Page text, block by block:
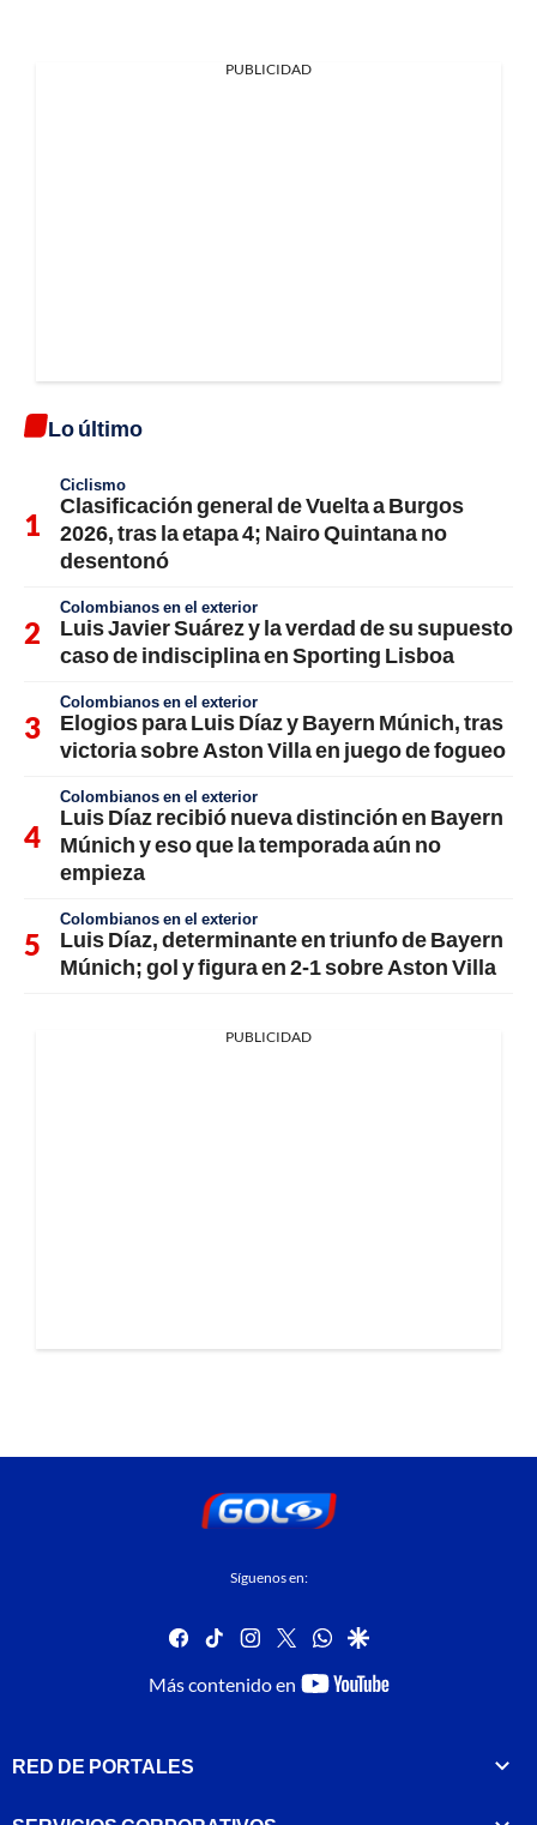
PUBLICIDAD
Lo último
Ciclismo
Clasificación general de Vuelta a Burgos
2026, tras la etapa 4; Nairo Quintana no
desentonó
Colombianos en el exterior
Luis Javier Suárez y la verdad de su supuesto
caso de indisciplina en Sporting Lisboa
Colombianos en el exterior
Elogios para Luis Díaz y Bayern Múnich, tras
victoria sobre Aston Villa en juego de fogueo
Colombianos en el exterior
Luis Díaz recibió nueva distinción en Bayern
Múnich y eso que la temporada aún no
empieza
Colombianos en el exterior
Luis Díaz, determinante en triunfo de Bayern
Múnich; gol y figura en 2-1 sobre Aston Villa
PUBLICIDAD
Síguenos en:
facebook
tiktok instagram
twitterwhatsapp
google
Más contenido en
youtube-
RED DE PORTALES